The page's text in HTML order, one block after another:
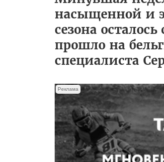
насыщенной и
сезона
прошло на
специалиста
Реклама